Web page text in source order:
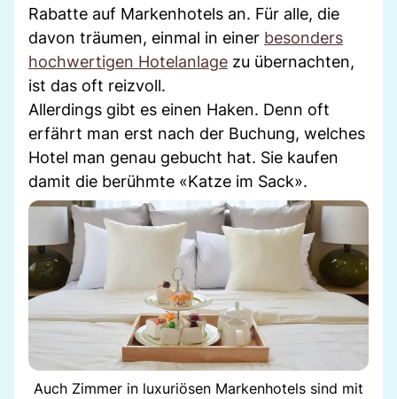
Rabatte auf Markenhotels an. Für alle, die
davon träumen, einmal in einer besonders
hochwertigen Hotelanlage zu übernachten,
ist das oft reizvoll.
Allerdings gibt es einen Haken. Denn oft
erfährt man erst nach der Buchung, welches
Hotel man genau gebucht hat. Sie kaufen
damit die berühmte «Katze im Sack».
Auch Zimmer in luxuriösen Markenhotels sind mit